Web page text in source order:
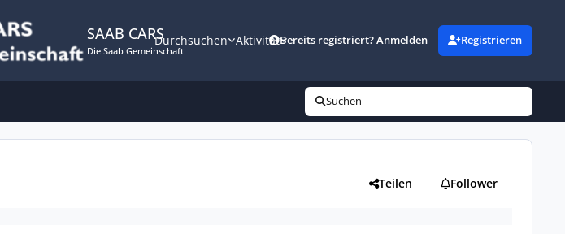
SAAB CARS
Die Saab Gemeinschaft
Durchsuchen AktivitätBereits registriert? Anmelden Registrieren
Suchen
Teilen Follower